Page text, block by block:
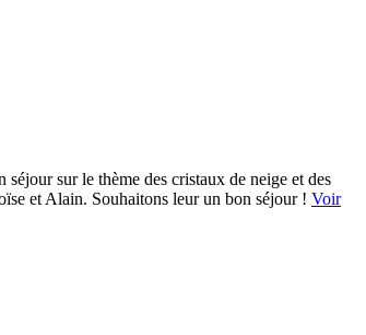
sur le thème des cristaux de neige et des
et Alain. Souhaitons leur un bon séjour ! Voir